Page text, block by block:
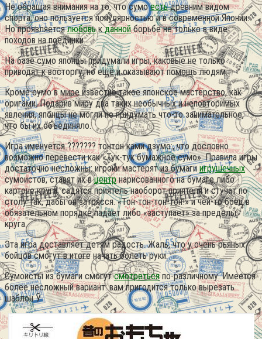
Не обращая внимания на то, что сумоестьдревним видом
спорта, оно пользуется популярностью и в современной Японии.
Но проявляетсялюбовькданнойборьбе не только в виде
походов на поединки.
На базе сумо японцы придумали игры, каковые не только
приводят к восторгу, но ещё и оказывают помощь людям.
Кроме сумо в мире известно такое японское мастерство, как
оригами. Подарив миру два таких необычных и неповторимых
явления, японцы не могли не придумать что-то занимательное,
что бы их объединяло.
Игра именуется ??????? тонтон ками дзумо:, что дословно
возможно перевести как «Тук-тук бумажное сумо». Правила игры
достаточно несложны: игроки мастерят из бумагиигрушечных
сумоистов, ставят их вцентрнарисованного на бумаге либо
картоне круга, садятся приятель наоборот приятеля и стучат по
столу так, дабы он затрясся. «Тон-тон-тон-тон!» и чей-то боец в
обязательном порядке падает либо «заступает» за пределы
круга.
Эта игра доставляет детям радость. Жаль, что у очень рьяных
бойцов смогут в итоге начать болеть руки.
Сумоисты из бумаги смогутсмотретьсяпо-различному. Имеется
более несложный вариант: вам пригодится только вырезать
шаблон Ў